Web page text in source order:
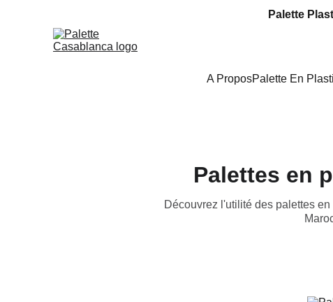
Palette
A ProposPalette En
Palettes en
Découvrez l'utilité des palettes